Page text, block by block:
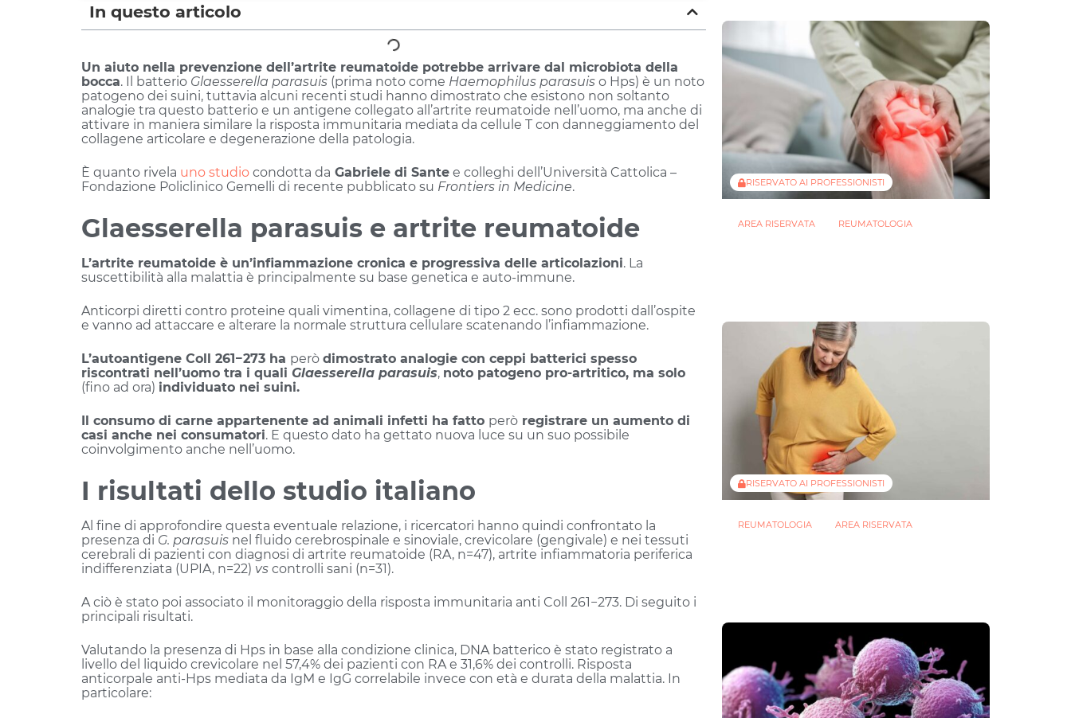
In questo articolo
Un aiuto nella prevenzione dell’artrite reumatoide potrebbe arrivare dal microbiota della
bocca. Il batterio Glaesserella parasuis (prima noto come Haemophilus parasuis o Hps) è un noto
patogeno dei suini, tuttavia alcuni recenti studi hanno dimostrato che esistono non soltanto
analogie tra questo batterio e un antigene collegato all’artrite reumatoide nell’uomo, ma anche di
attivare in maniera similare la risposta immunitaria mediata da cellule T con danneggiamento del
collagene articolare e degenerazione della patologia.
È quanto rivela uno studio condotta da Gabriele di Sante e colleghi dell’Università Cattolica –
Fondazione Policlinico Gemelli di recente pubblicato su Frontiers in Medicine.
Glaesserella parasuis e artrite reumatoide
L’artrite reumatoide è un’infiammazione cronica e progressiva delle articolazioni. La
suscettibilità alla malattia è principalmente su base genetica e auto-immune.
Anticorpi diretti contro proteine quali vimentina, collagene di tipo 2 ecc. sono prodotti dall’ospite
e vanno ad attaccare e alterare la normale struttura cellulare scatenando l’infiammazione.
L’autoantigene Coll 261−273 ha però dimostrato analogie con ceppi batterici spesso
riscontrati nell’uomo tra i quali Glaesserella parasuis, noto patogeno pro-artritico, ma solo
(fino ad ora) individuato nei suini.
Il consumo di carne appartenente ad animali infetti ha fatto però registrare un aumento di
casi anche nei consumatori. E questo dato ha gettato nuova luce su un suo possibile
coinvolgimento anche nell’uomo.
I risultati dello studio italiano
Al fine di approfondire questa eventuale relazione, i ricercatori hanno quindi confrontato la
presenza di G. parasuis nel fluido cerebrospinale e sinoviale, crevicolare (gengivale) e nei tessuti
cerebrali di pazienti con diagnosi di artrite reumatoide (RA, n=47), artrite infiammatoria periferica
indifferenziata (UPIA, n=22) vs controlli sani (n=31).
A ciò è stato poi associato il monitoraggio della risposta immunitaria anti Coll 261−273. Di seguito i
principali risultati.
Valutando la presenza di Hps in base alla condizione clinica, DNA batterico è stato registrato a
livello del liquido crevicolare nel 57,4% dei pazienti con RA e 31,6% dei controlli. Risposta
anticorpale anti-Hps mediata da IgM e IgG correlabile invece con età e durata della malattia. In
particolare:
RISERVATO AI PROFESSIONISTI
AREA RISERVATA REUMATOLOGIA
RISERVATO AI PROFESSIONISTI
REUMATOLOGIA AREA RISERVATA